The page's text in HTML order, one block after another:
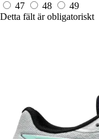
47
48
49
Detta fält är obligatoriskt